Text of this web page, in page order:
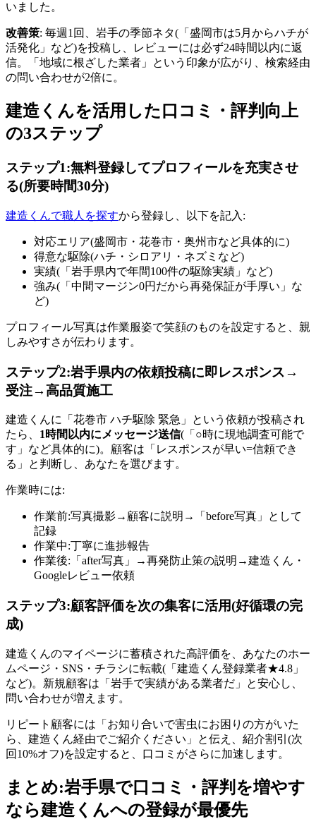
いました。
改善策: 毎週1回、岩手の季節ネタ(「盛岡市は5月からハチが
活発化」など)を投稿し、レビューには必ず24時間以内に返
信。「地域に根ざした業者」という印象が広がり、検索経由
の問い合わせが2倍に。
建造くんを活用した口コミ・評判向上
の3ステップ
ステップ1:無料登録してプロフィールを充実させ
る(所要時間30分)
建造くんで職人を探すから登録し、以下を記入:
対応エリア(盛岡市・花巻市・奥州市など具体的に)
得意な駆除(ハチ・シロアリ・ネズミなど)
実績(「岩手県内で年間100件の駆除実績」など)
強み(「中間マージン0円だから再発保証が手厚い」な
ど)
プロフィール写真は作業服姿で笑顔のものを設定すると、親
しみやすさが伝わります。
ステップ2:岩手県内の依頼投稿に即レスポンス→
受注→高品質施工
建造くんに「花巻市 ハチ駆除 緊急」という依頼が投稿され
たら、 1時間以内にメッセージ送信(「○時に現地調査可能で
す」など具体的に)。顧客は「レスポンスが早い=信頼でき
る」と判断し、あなたを選びます。
作業時には:
作業前:写真撮影→顧客に説明→「before写真」として
記録
作業中:丁寧に進捗報告
作業後:「after写真」→再発防止策の説明→建造くん・
Googleレビュー依頼
ステップ3:顧客評価を次の集客に活用(好循環の完
成)
建造くんのマイページに蓄積された高評価を、あなたのホー
ムページ・SNS・チラシに転載(「建造くん登録業者★4.8」
など)。新規顧客は「岩手で実績がある業者だ」と安心し、
問い合わせが増えます。
リピート顧客には「お知り合いで害虫にお困りの方がいた
ら、建造くん経由でご紹介ください」と伝え、紹介割引(次
回10%オフ)を設定すると、口コミがさらに加速します。
まとめ:岩手県で口コミ・評判を増やす
なら建造くんへの登録が最優先